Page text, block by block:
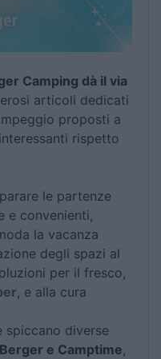
Camping dà il via
articoli dedicati
proposti a
rispetto
le partenze
e convenienti,
la vacanza
degli spazi al
per il fresco,
, e alla cura
spiccano diverse
e Camptime,